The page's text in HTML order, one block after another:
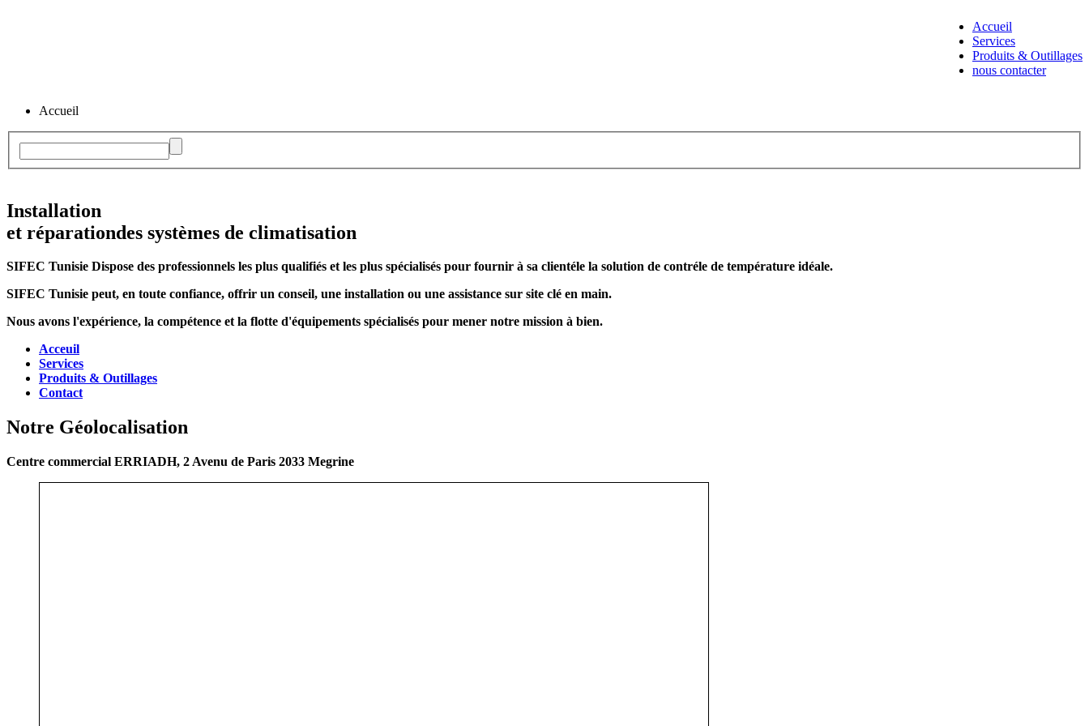
Accueil
Services
Produits & Outillages
nous contacter
Accueil
Installation
et réparationdes systèmes de climatisation
SIFEC Tunisie Dispose des professionnels les plus qualifiés et les plus spécialisés pour fournir à sa clientéle la solution de contréle de température idéale.
SIFEC Tunisie peut, en toute confiance, offrir un conseil, une installation ou une assistance sur site clé en main.
Nous avons l'expérience, la compétence et la flotte d'équipements spécialisés pour mener notre mission à bien.
Acceuil
Services
Produits & Outillages
Contact
Notre Géolocalisation
Centre commercial ERRIADH, 2 Avenu de Paris 2033 Megrine